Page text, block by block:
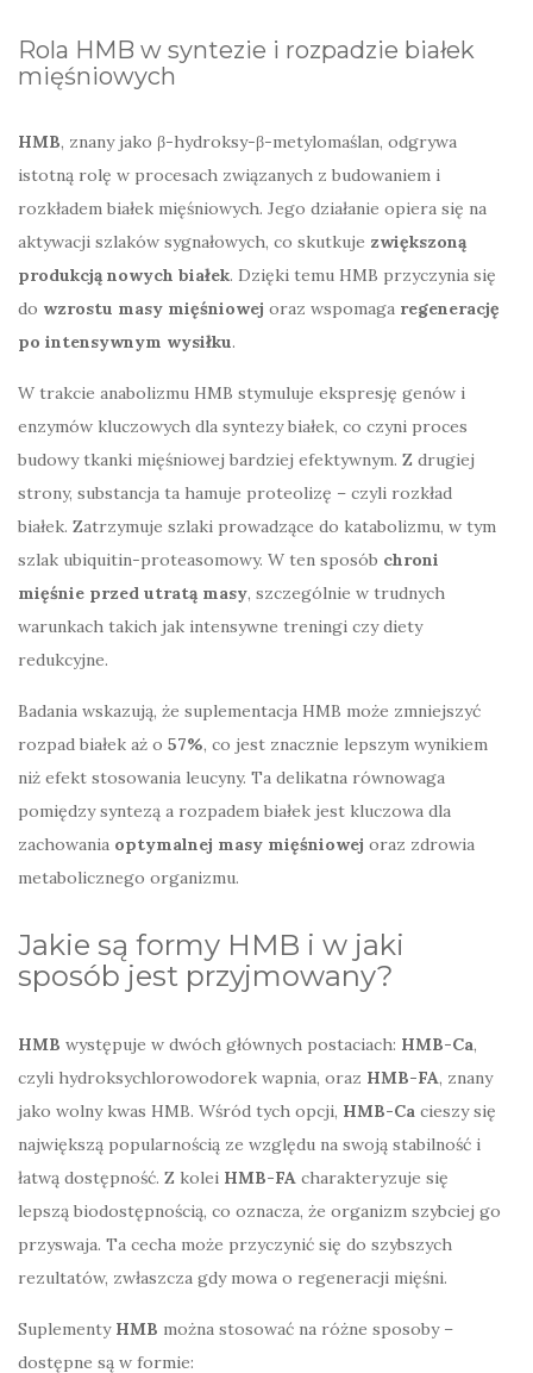
Rola HMB w syntezie i rozpadzie białek
mięśniowych
HMB, znany jako β-hydroksy-β-metylomaślan, odgrywa
istotną rolę w procesach związanych z budowaniem i
rozkładem białek mięśniowych. Jego działanie opiera się na
aktywacji szlaków sygnałowych, co skutkuje zwiększoną
produkcją nowych białek. Dzięki temu HMB przyczynia się
do wzrostu masy mięśniowej oraz wspomaga regenerację
po intensywnym wysiłku.
W trakcie anabolizmu HMB stymuluje ekspresję genów i
enzymów kluczowych dla syntezy białek, co czyni proces
budowy tkanki mięśniowej bardziej efektywnym. Z drugiej
strony, substancja ta hamuje proteolizę – czyli rozkład
białek. Zatrzymuje szlaki prowadzące do katabolizmu, w tym
szlak ubiquitin-proteasomowy. W ten sposób chroni
mięśnie przed utratą masy, szczególnie w trudnych
warunkach takich jak intensywne treningi czy diety
redukcyjne.
Badania wskazują, że suplementacja HMB może zmniejszyć
rozpad białek aż o 57%, co jest znacznie lepszym wynikiem
niż efekt stosowania leucyny. Ta delikatna równowaga
pomiędzy syntezą a rozpadem białek jest kluczowa dla
zachowania optymalnej masy mięśniowej oraz zdrowia
metabolicznego organizmu.
Jakie są formy HMB i w jaki
sposób jest przyjmowany?
HMB występuje w dwóch głównych postaciach: HMB-Ca,
czyli hydroksychlorowodorek wapnia, oraz HMB-FA, znany
jako wolny kwas HMB. Wśród tych opcji, HMB-Ca cieszy się
największą popularnością ze względu na swoją stabilność i
łatwą dostępność. Z kolei HMB-FA charakteryzuje się
lepszą biodostępnością, co oznacza, że organizm szybciej go
przyswaja. Ta cecha może przyczynić się do szybszych
rezultatów, zwłaszcza gdy mowa o regeneracji mięśni.
Suplementy HMB można stosować na różne sposoby –
dostępne są w formie: